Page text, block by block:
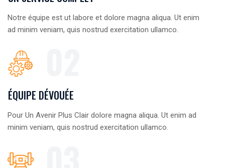
Notre équipe est ut labore et dolore magna aliqua. Ut enim
ad minim veniam, quis nostrud exercitation ullamco.
ÉQUIPE DÉVOUÉE
Pour Un Avenir Plus Clair dolore magna aliqua. Ut enim ad
minim veniam, quis nostrud exercitation ullamco.